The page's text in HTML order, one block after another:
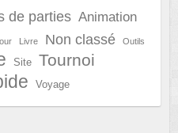
de parties Animation
Livre Non classé Outils
Site
Tournoi
Voyage